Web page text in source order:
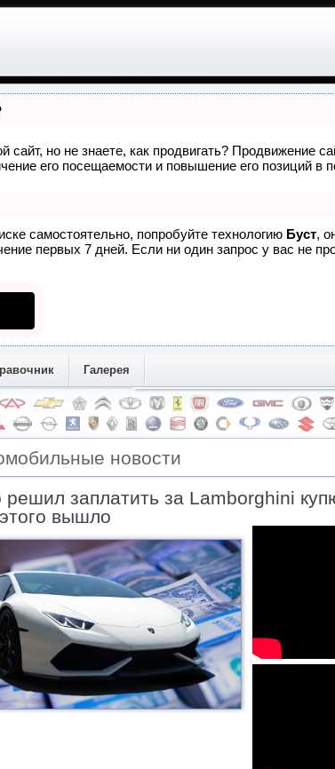
сайт, но не знаете, как продвигать? Продвижение
его посещаемости и повышение его позиций в
самостоятельно, попробуйте технологию Буст,
первых 7 дней. Если ни один запрос у вас не
Галерея
новости
решил заплатить за Lamborghini
вышло